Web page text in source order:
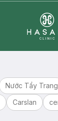
Nước Tẩy Trang
Carslan